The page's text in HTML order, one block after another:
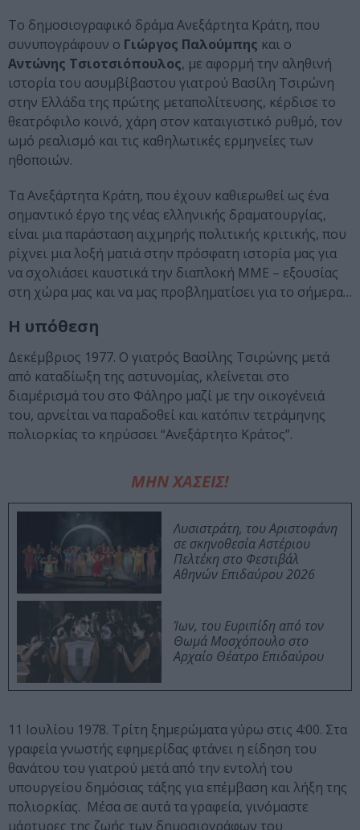
Το δημοσιογραφικό δράμα Ανεξάρτητα Κράτη, που
συνυπογράφουν ο Γιώργος Παλούμπης και ο
Αντώνης Τσιοτσιόπουλος, με αφορμή την αληθινή
ιστορία του ασυμβίβαστου γιατρού Βασίλη Τσιρώνη
στην Ελλάδα της πρώτης μεταπολίτευσης, κέρδισε το
θεατρόφιλο κοινό, χάρη στον καταιγιστικό ρυθμό, τον
ωμό ρεαλισμό και τις καθηλωτικές ερμηνείες των
ηθοποιών.
Τα Ανεξάρτητα Κράτη, που έχουν καθιερωθεί ως ένα
σημαντικό έργο της νέας ελληνικής δραματουργίας,
είναι μια παράσταση αιχμηρής πολιτικής κριτικής, που
ρίχνει μια λοξή ματιά στην πρόσφατη ιστορία μας για
να σχολιάσει καυστικά την διαπλοκή ΜΜΕ – εξουσίας
στη χώρα μας και να μας προβληματίσει για το σήμερα…
Η υπόθεση
Δεκέμβριος 1977. Ο γιατρός Βασίλης Τσιρώνης μετά
από καταδίωξη της αστυνομίας, κλείνεται στο
διαμέρισμά του στο Φάληρο μαζί με την οικογένειά
του, αρνείται να παραδοθεί και κατόπιν τετράμηνης
πολιορκίας το κηρύσσει “Ανεξάρτητο Κράτος”.
ΜΗΝ ΧΑΣΕΙΣ!
Λυσιστράτη, του Αριστοφάνη
σε σκηνοθεσία Αστέριου
Πελτέκη στο Φεστιβάλ
Αθηνών Επιδαύρου 2026
Ίων, του Ευριπίδη από τον
Θωμά Μοσχόπουλο στο
Αρχαίο Θέατρο Επιδαύρου
11 Ιουλίου 1978. Τρίτη ξημερώματα γύρω στις 4:00. Στα
γραφεία γνωστής εφημερίδας φτάνει η είδηση του
θανάτου του γιατρού μετά από την εντολή του
υπουργείου δημόσιας τάξης για επέμβαση και λήξη της
πολιορκίας. Μέσα σε αυτά τα γραφεία, γινόμαστε
μάρτυρες της ζωής των δημοσιογράφων του